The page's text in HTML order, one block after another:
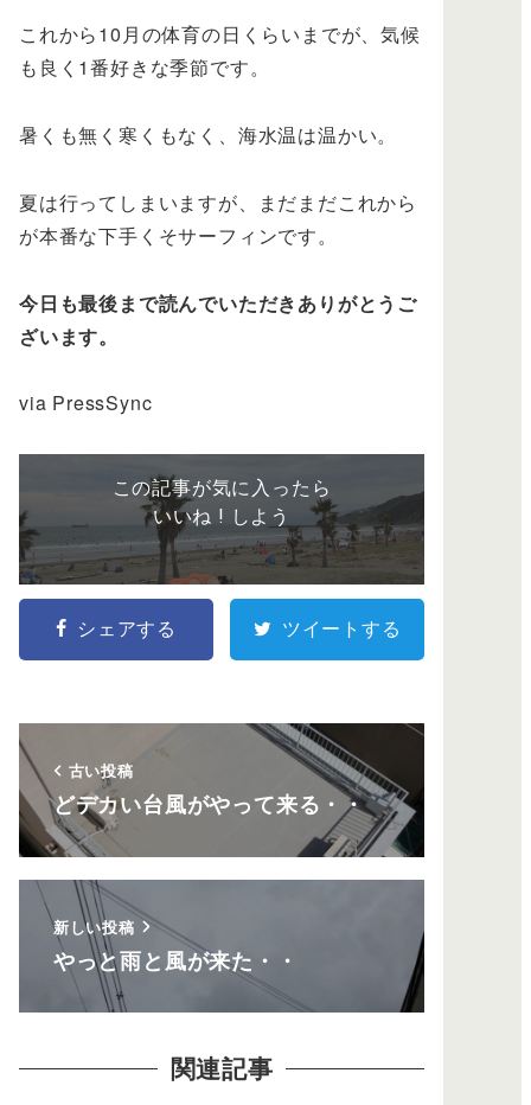
これから10月の体育の日くらいまでが、気候
も良く1番好きな季節です。
暑くも無く寒くもなく、海水温は温かい。
夏は行ってしまいますが、まだまだこれから
が本番な下手くそサーフィンです。
今日も最後まで読んでいただきありがとうご
ざいます。
via PressSync
この記事が気に入ったら
いいね ! しよう
シェアする ツイートする
古い投稿
どデカい台風がやって来る・・
新しい投稿
やっと雨と風が来た・・
関連記事